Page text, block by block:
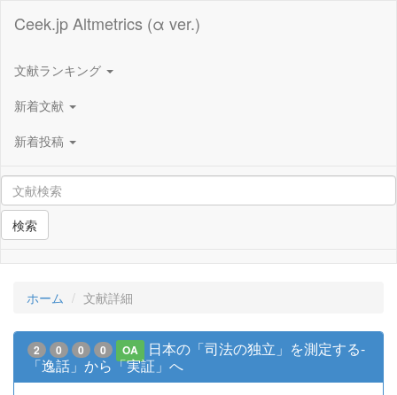
Ceek.jp Altmetrics (α ver.)
文献ランキング
新着文献
新着投稿
検索
ホーム 文献詳細
2 0 0 0 OA
日本の「司法の独立」を測定する-
「逸話」から「実証」へ